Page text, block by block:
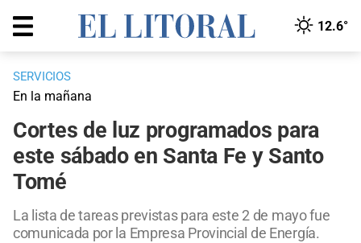
12.6°
SERVICIOS
En la mañana
Cortes de luz programados para
este sábado en Santa Fe y Santo
Tomé
La lista de tareas previstas para este 2 de mayo fue
comunicada por la Empresa Provincial de Energía.